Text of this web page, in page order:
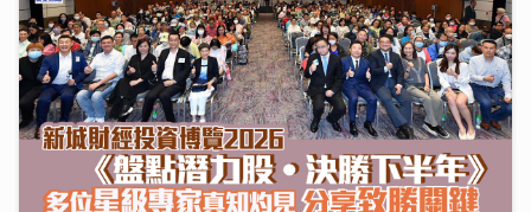
《新城財經投資博覽2026》盛況空前 多位星級專家真
知灼見 分享致勝關鍵